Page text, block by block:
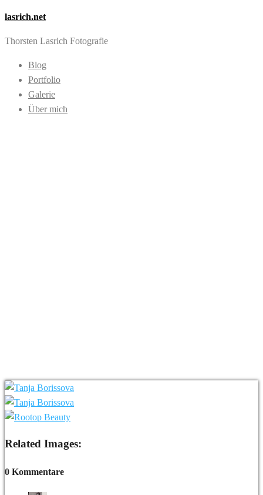
lasrich.net
Thorsten Lasrich Fotografie
Blog
Portfolio
Galerie
Über mich
Related Images:
0 Kommentare